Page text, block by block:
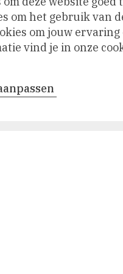
om het gebruik van
om jouw ervaring
vind je in onze